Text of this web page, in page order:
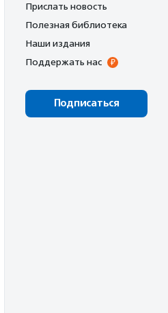
Прислать новость
Полезная библиотека
Наши издания
Поддержать нас
Подписаться